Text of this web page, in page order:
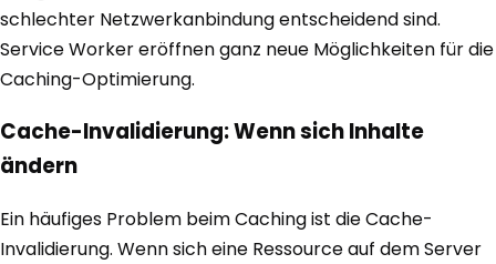
schlechter Netzwerkanbindung entscheidend sind.
Service Worker eröffnen ganz neue Möglichkeiten für die
Caching-Optimierung.
Cache-Invalidierung: Wenn sich Inhalte
ändern
Ein häufiges Problem beim Caching ist die Cache-
Invalidierung. Wenn sich eine Ressource auf dem Server